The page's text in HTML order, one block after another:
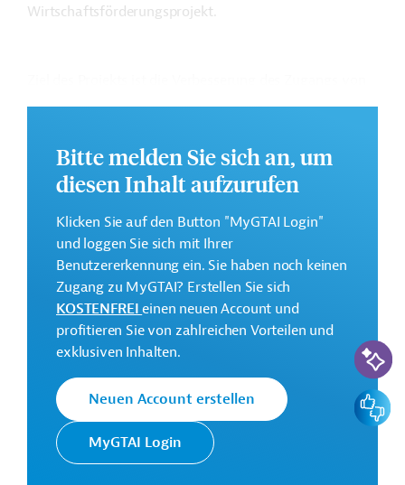
Wirtschaftsförderungsprojekt.
kleinen und mittleren Unternehmen (KMU) zu
Digitalkompetenzen.
Weitere Informationen zu dem geplanten
.
GTAI informiert über dieADB: Schwerpunkte,
Regularien und praktische Hinweise zur
Geschäftsanbahnung.
Geberbeitrag:
120 Millionen US-Dollar (Darlehen; beantragt)
Kontaktadressen
Bitte melden Sie sich an, um
diesen Inhalt aufzurufen
Klicken Sie auf den Button "MyGTAI Login"
und loggen Sie sich mit Ihrer
Benutzererkennung ein. Sie haben noch keinen
Zugang zu MyGTAI? Erstellen Sie sich
KOSTENFREIeinen neuen Account und
profitieren Sie von zahlreichen Vorteilen und
exklusiven Inhalten.
Neuen Account erstellen
MyGTAI Login
KI-